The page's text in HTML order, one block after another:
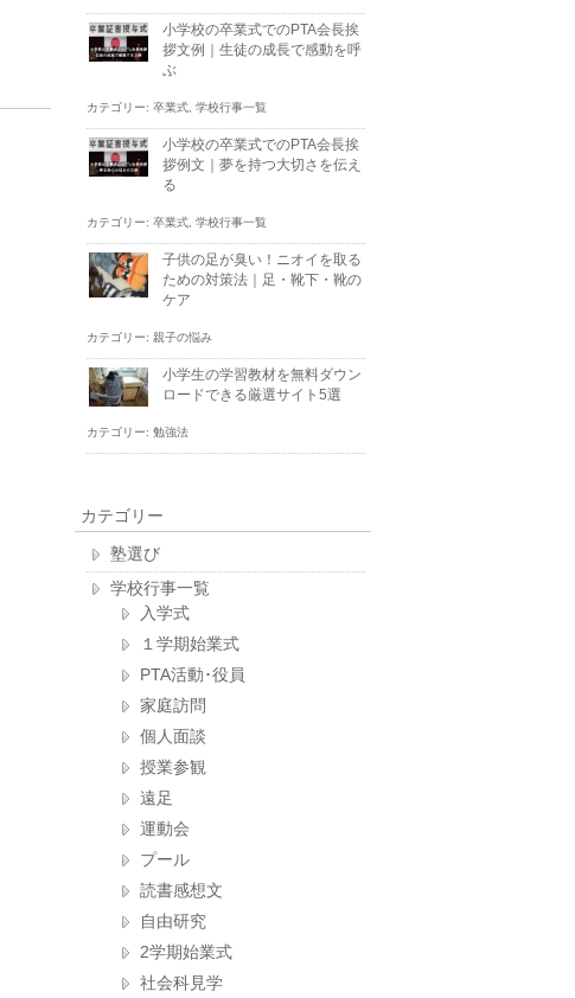
小学校の卒業式でのPTA会長挨
拶文例｜生徒の成長で感動を呼
ぶ
カテゴリー: 卒業式 学校行事一覧
小学校の卒業式でのPTA会長挨
拶例文｜夢を持つ大切さを伝え
る
カテゴリー: 卒業式 学校行事一覧
子供の足が臭い！ニオイを取る
ための対策法｜足・靴下・靴の
ケア
カテゴリー: 親子の悩み
小学生の学習教材を無料ダウン
ロードできる厳選サイト5選
カテゴリー: 勉強法
カテゴリー
塾選び
学校行事一覧
入学式
１学期始業式
PTA活動･役員
家庭訪問
個人面談
授業参観
遠足
運動会
プール
読書感想文
自由研究
2学期始業式
社会科見学